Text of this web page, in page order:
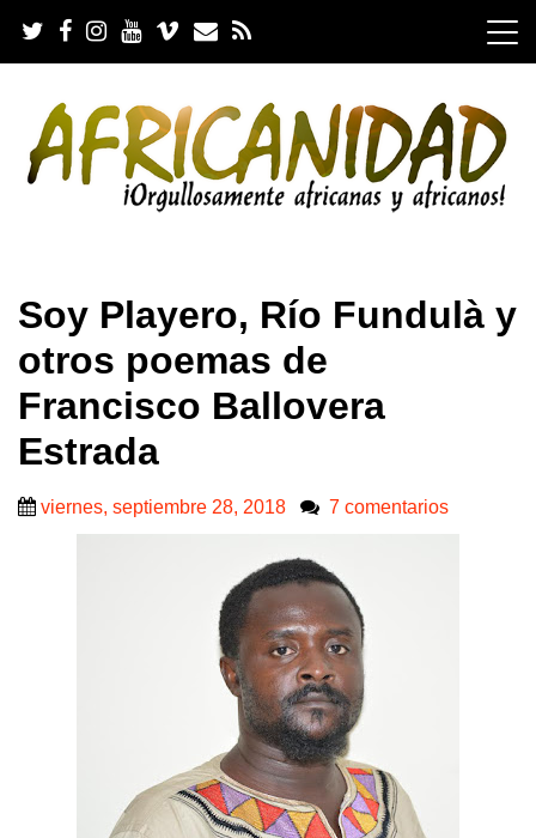
i
Soy Playero, Río Fundulà y
otros poemas de
Francisco Ballovera
Estrada
viernes, septiembre 28, 2018 7 comentarios